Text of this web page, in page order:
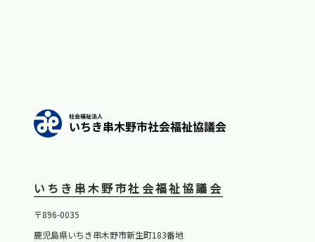
いちき串木野市社会福祉協議会
〒896-0035
鹿児島県いちき串木野市新生町183番地